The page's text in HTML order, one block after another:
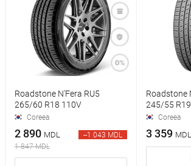
Roadstone N'Fera RU5
265/60 R18 110V
Coreea
2 890 MDL
1 847 MDL
--1 043 MDL
Roadstone
245/55
Coreea
3 359 MDL